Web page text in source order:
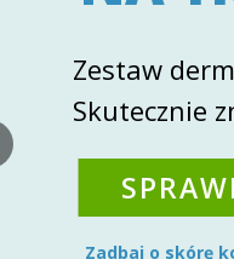
Zadbaj o skórę
Zestaw
Skutecznie